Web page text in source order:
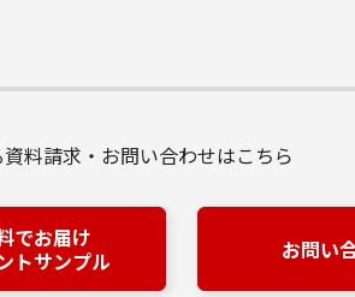
料請求・お問い合わせはこちら
でお届け
トサンプル
お問い